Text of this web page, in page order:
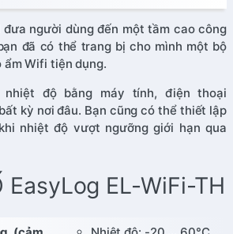
đưa người dùng đến một tầm cao công
đã có thể trang bị cho mình một bộ
Wifi tiện dụng.
nhiệt độ bằng máy tính, điện thoại
kỳ nơi đâu. Bạn cũng có thể thiết lập
nhiệt độ vượt ngưỡng giới hạn qua
EasyLog EL-WiFi-TH